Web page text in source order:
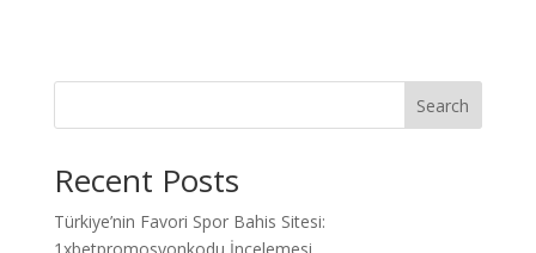
Search
Recent Posts
Türkiye’nin Favori Spor Bahis Sitesi: